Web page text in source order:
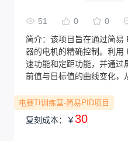
51 0 0
简介： 该项目旨在通过简易
器的电机的精确控制。利用
速功能和定距功能，并通过
前值与目标值的曲线变化，
电赛TI训练营-简易PID项目
复刻成本： ￥30